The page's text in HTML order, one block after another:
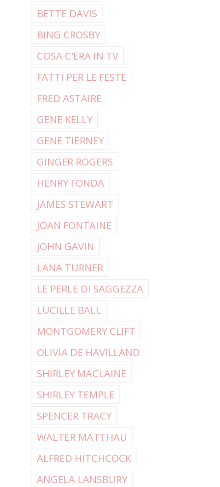
BETTE DAVIS
BING CROSBY
COSA C'ERA IN TV
FATTI PER LE FESTE
FRED ASTAIRE
GENE KELLY
GENE TIERNEY
GINGER ROGERS
HENRY FONDA
JAMES STEWART
JOAN FONTAINE
JOHN GAVIN
LANA TURNER
LE PERLE DI SAGGEZZA
LUCILLE BALL
MONTGOMERY CLIFT
OLIVIA DE HAVILLAND
SHIRLEY MACLAINE
SHIRLEY TEMPLE
SPENCER TRACY
WALTER MATTHAU
ALFRED HITCHCOCK
ANGELA LANSBURY